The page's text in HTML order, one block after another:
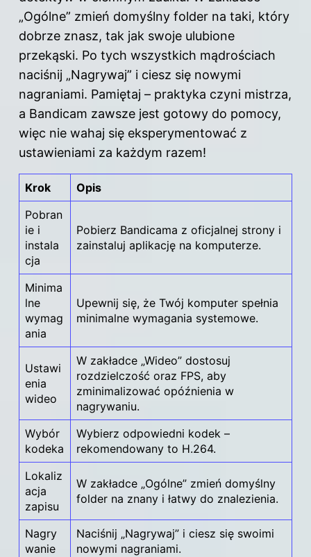
„Ogólne” zmień domyślny folder na taki, który
dobrze znasz, tak jak swoje ulubione
przekąski. Po tych wszystkich mądrościach
naciśnij „Nagrywaj” i ciesz się nowymi
nagraniami. Pamiętaj – praktyka czyni mistrza,
a Bandicam zawsze jest gotowy do pomocy,
więc nie wahaj się eksperymentować z
ustawieniami za każdym razem!
Krok
Opis
Pobran
ie i
instala
cja
Pobierz Bandicama z oficjalnej strony i
zainstaluj aplikację na komputerze.
Minima
lne
wymag
ania
Upewnij się, że Twój komputer spełnia
minimalne wymagania systemowe.
Ustawi
enia
wideo
W zakładce „Wideo” dostosuj
rozdzielczość oraz FPS, aby
zminimalizować opóźnienia w
nagrywaniu.
Wybór
kodeka
Wybierz odpowiedni kodek –
rekomendowany to H.264.
Lokaliz
acja
zapisu
W zakładce „Ogólne” zmień domyślny
folder na znany i łatwy do znalezienia.
Nagry
wanie
Naciśnij „Nagrywaj” i ciesz się swoimi
nowymi nagraniami.